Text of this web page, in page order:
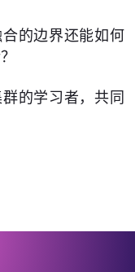
的边界还能如何
的学习者，共同